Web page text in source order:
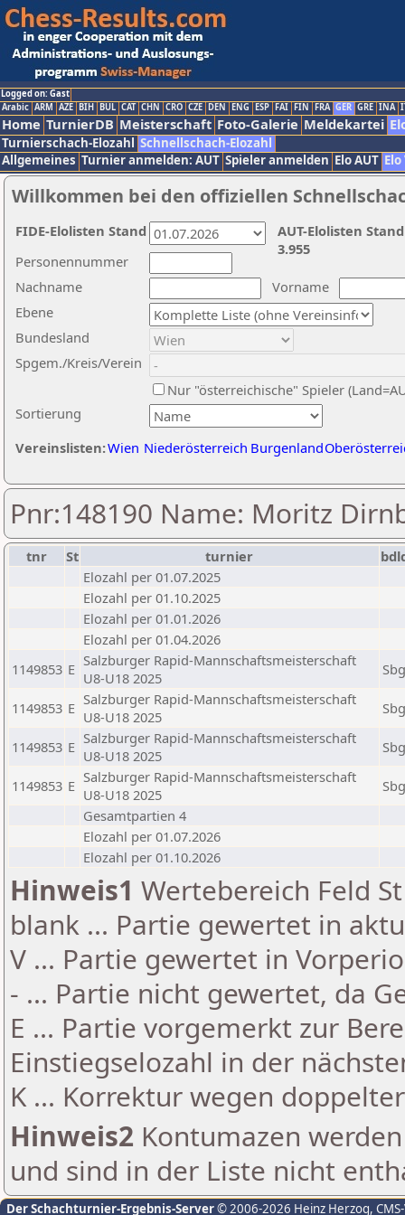
Logged on: Gast
Arabic ARM AZE BIH BUL CAT CHN CRO CZE DEN ENG ESP FAI FIN FRA GER GRE INA
Home TurnierDB Meisterschaft Foto-Galerie Meldekartei
Turnierschach-Elozahl Schnellschach-Elozahl
Allgemeines Turnier anmelden: AUT Spieler anmelden Elo AUT
Willkommen bei den offiziellen
Nachname
Vorname
Ebene
Sortierung
Personennummer
Bundesland
Spgem./Kreis/Verein
Nur "österreichische" Spieler
Vereinslisten:Wien Niederösterreich Burgenland
AUT-Elolisten
3.955
FIDE-Elolisten Stand
Pnr:148190 Name: Moritz
tnr St turnier
Elozahl per 01.07.2025
Elozahl per 01.10.2025
Elozahl per 01.01.2026
Elozahl per 01.04.2026
1149853 E Salzburger Rapid-Mannschaftsmeisterschaft
U8-U18 2025
Sbg
1149853 E Salzburger Rapid-Mannschaftsmeisterschaft
U8-U18 2025
Sbg
1149853 E Salzburger Rapid-Mannschaftsmeisterschaft
U8-U18 2025
Sbg
1149853 E Salzburger Rapid-Mannschaftsmeisterschaft
U8-U18 2025
Sbg
Gesamtpartien 4
Elozahl per 01.07.2026
Elozahl per 01.10.2026
Hinweis1 Wertebereich Feld
blank ... Partie gewertet in
V ... Partie gewertet in
- ... Partie nicht gewertet, da
E ... Partie vorgemerkt zur
Einstiegselozahl in der
K ... Korrektur wegen
Hinweis2 Kontumazen
und sind in der Liste nicht
Der Schachturnier-Ergebnis-Server© 2006-2026 Heinz Herzog,